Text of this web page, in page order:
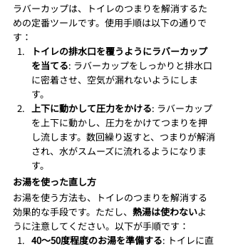
ラバーカップは、トイレのつまりを解消するた
めの定番ツールです。使用手順は以下の通りで
す：
トイレの排水口を覆うようにラバーカップ
を当てる: ラバーカップをしっかりと排水口
に密着させ、空気が漏れないようにしま
す。
上下に動かして圧力をかける: ラバーカップ
を上下に動かし、圧力をかけてつまりを押
し流します。数回繰り返すと、つまりが解消
され、水がスムーズに流れるようになりま
す。
お湯を使った直し方
お湯を使う方法も、トイレのつまりを解消する
効果的な手段です。ただし、 熱湯は使わないよ
うに注意してください。以下が手順です：
40～50度程度のお湯を準備する: トイレに直